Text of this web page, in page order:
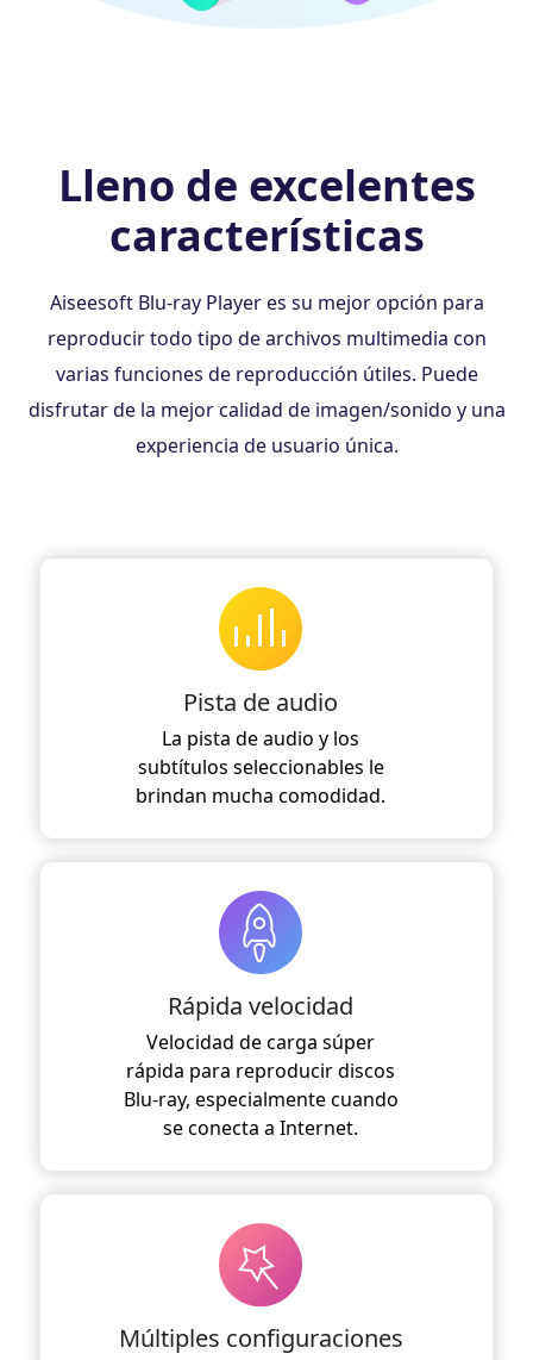
Lleno de excelentes
características
Aiseesoft Blu-ray Player es su mejor opción para
reproducir todo tipo de archivos multimedia con
varias funciones de reproducción útiles. Puede
disfrutar de la mejor calidad de imagen/sonido y una
experiencia de usuario única.
Pista de audio
La pista de audio y los
subtítulos seleccionables le
brindan mucha comodidad.
Rápida velocidad
Velocidad de carga súper
rápida para reproducir discos
Blu-ray, especialmente cuando
se conecta a Internet.
Múltiples configuraciones